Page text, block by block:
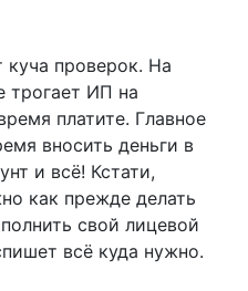
куча проверок. На
трогает ИП на
платите. Главное
вносить деньги в
и всё! Кстати,
как прежде делать
свой лицевой
всё куда нужно.